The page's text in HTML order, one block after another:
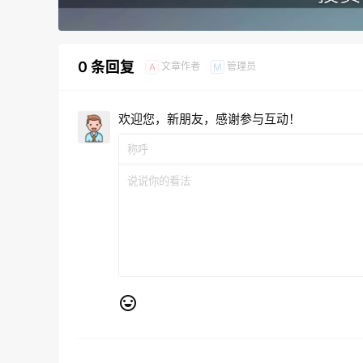
0 条回复 A 文章作者 M 管理员
欢迎您，新朋友，感谢参与互动！